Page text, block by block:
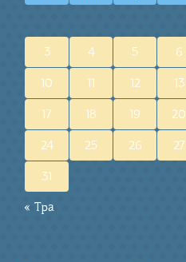
« Тра
3 4 5 6
10 11 12 13
17 18 19 20
24 25 26 27
31